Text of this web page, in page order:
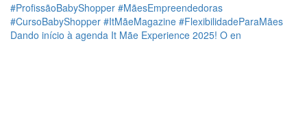
Dando início à agenda It Mãe Experience 2025! O en